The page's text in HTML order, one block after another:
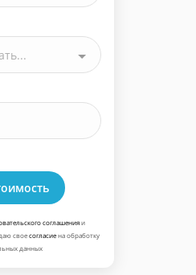
соглашенияи
своесогласиена обработку
данных